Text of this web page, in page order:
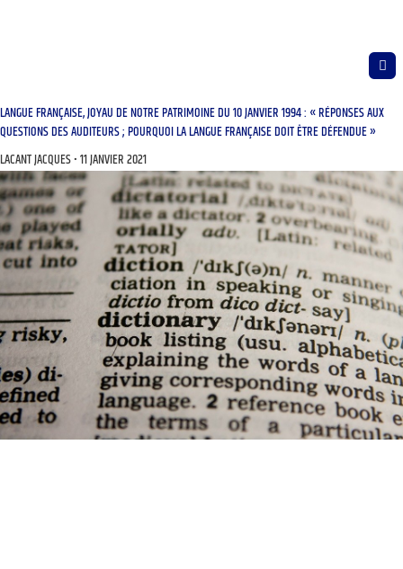
LANGUE FRANÇAISE, JOYAU DE NOTRE PATRIMOINE DU 10 JANVIER 1994 : « RÉPONSES AUX
QUESTIONS DES AUDITEURS ; POURQUOI LA LANGUE FRANÇAISE DOIT ÊTRE DÉFENDUE »
LACANT JACQUES 11 JANVIER 2021